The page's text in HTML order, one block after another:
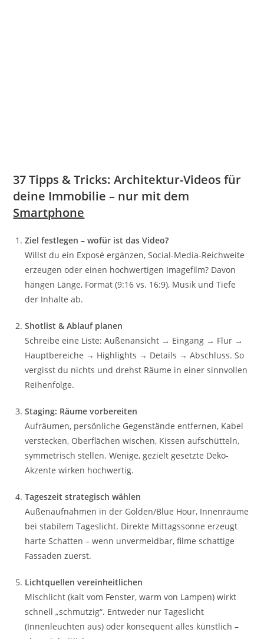
37 Tipps & Tricks: Architektur-Videos für
deine Immobilie – nur mit dem
Smartphone
Ziel festlegen – wofür ist das Video?
Willst du ein Exposé ergänzen, Social-Media-Reichweite
erzeugen oder einen hochwertigen Imagefilm? Davon
hängen Länge, Format (9:16 vs. 16:9), Musik und Tiefe
der Inhalte ab.
Shotlist & Ablauf planen
Schreibe eine Liste: Außenansicht → Eingang → Flur →
Hauptbereiche → Highlights → Details → Abschluss. So
vergisst du nichts und drehst Räume in einer sinnvollen
Reihenfolge.
Staging: Räume vorbereiten
Aufräumen, persönliche Gegenstände entfernen, Kabel
verstecken, Oberflächen wischen, Kissen aufschütteln,
symmetrisch stellen. Wenige, gezielt gesetzte Deko-
Akzente wirken hochwertig.
Tageszeit strategisch wählen
Außenaufnahmen in der Golden/Blue Hour, Innenräume
bei stabilem Tageslicht. Direkte Mittagssonne erzeugt
harte Schatten – wenn unvermeidbar, filme schattige
Fassaden zuerst.
Lichtquellen vereinheitlichen
Mischlicht (kalt vom Fenster, warm von Lampen) wirkt
schnell „schmutzig“. Entweder nur Tageslicht
(Innenleuchten aus) oder konsequent alles künstlich –